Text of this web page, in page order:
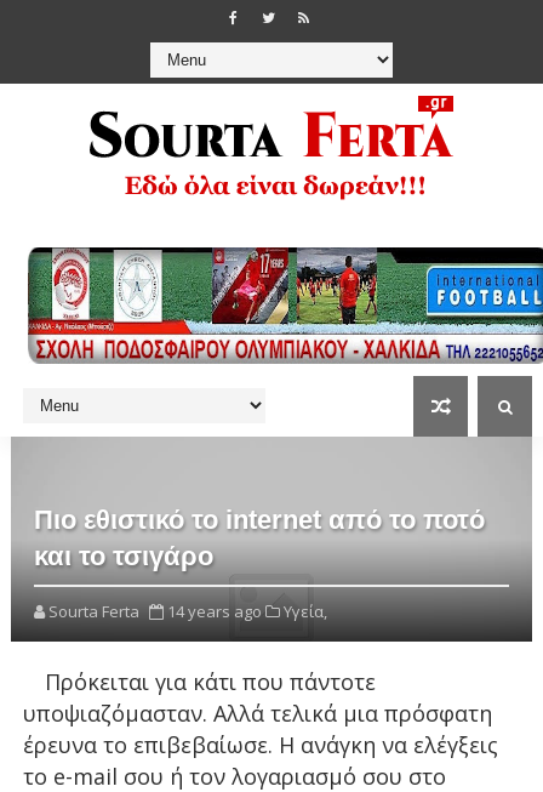
Πιο εθιστικό το internet από το ποτό
και το τσιγάρο
Sourta Ferta 14 years ago Υγεία,
Πρόκειται για κάτι που πάντοτε
υποψιαζόμασταν. Αλλά τελικά μια πρόσφατη
έρευνα το επιβεβαίωσε. Η ανάγκη να ελέγξεις
το e-mail σου ή τον λογαριασμό σου στο